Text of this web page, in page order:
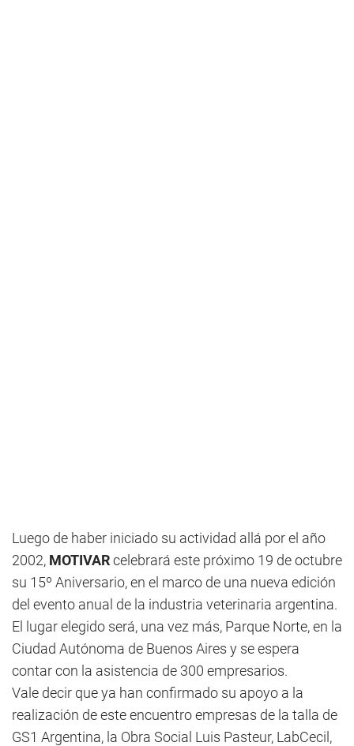
Luego de haber iniciado su actividad allá por el año
2002, MOTIVARcelebrará este próximo 19 de octubre
su 15º Aniversario, en el marco de una nueva edición
del evento anual de la industria veterinaria argentina.
El lugar elegido será, una vez más, Parque Norte, en la
Ciudad Autónoma de Buenos Aires y se espera
contar con la asistencia de 300 empresarios.
Vale decir que ya han confirmado su apoyo a la
realización de este encuentro empresas de la talla de
GS1 Argentina, la Obra Social Luis Pasteur, LabCecil,